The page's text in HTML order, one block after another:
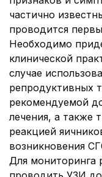
частично
проводится
Необходимо
клинической
случае
репродуктивных
рекомендуемой
лечения, а также
реакцией
возникновения
Для мониторинга